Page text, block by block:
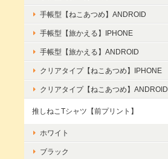
手帳型【ねこあつめ】ANDROID
手帳型【旅かえる】IPHONE
手帳型【旅かえる】ANDROID
クリアタイプ【ねこあつめ】IPHONE
クリアタイプ【ねこあつめ】ANDROID
推しねこTシャツ【前プリント】
ホワイト
ブラック